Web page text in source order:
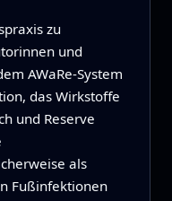
zu
und
AWaRe-System
das Wirkstoffe
und Reserve
als
Fußinfektionen